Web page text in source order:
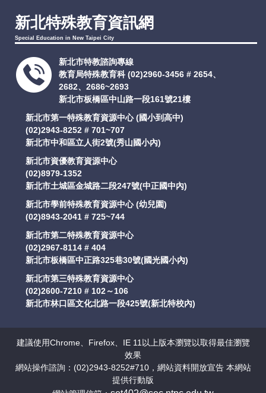
新北特殊教育資訊網
Special Education in New Taipei City
新北市特教諮詢專線
教育局特殊教育科 (02)2960-3456 # 2654、
2682、2686~2693
新北市板橋區中山路一段161號21樓
新北市第一特殊教育資源中心 (國小到高中)
(02)2943-8252 # 701~707
新北市中和區立人街2號(秀山國小內)
新北市資優教育資源中心
(02)8979-1352
新北市土城區金城路二段247號(中正國中內)
新北市學前特殊教育資源中心 (幼兒園)
(02)8943-2041 # 725~744
新北市第二特殊教育資源中心
(02)2967-8114 # 404
新北市板橋區中正路325巷30號(國光國小內)
新北市第三特殊教育資源中心
(02)2600-7210 # 102～106
新北市林口區文化北路一段425號(新北特校內)
建議使用Chrome、Firefox、IE 11以上版本瀏覽以取得最佳瀏覽
效果
網站操作諮詢：(02)2943-8252#710，網站資料開放宣告 本網站
提供行動版